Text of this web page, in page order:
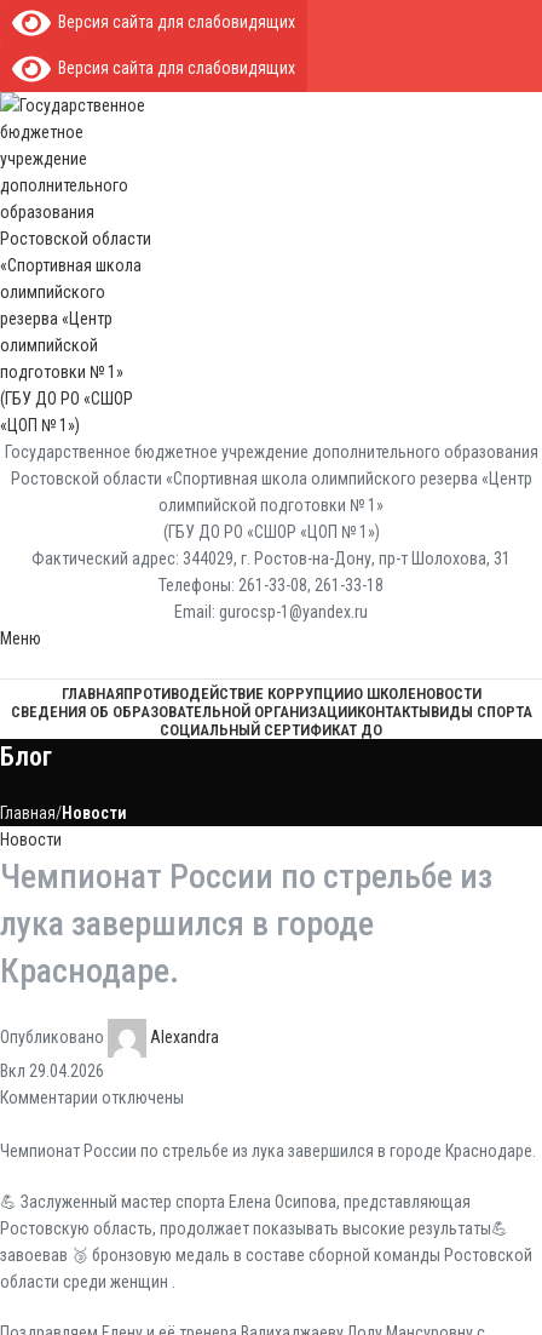
Версия сайта для слабовидящих
Версия сайта для слабовидящих
Государственное бюджетное учреждение дополнительного образования
Ростовской области «Спортивная школа олимпийского резерва «Центр
олимпийской подготовки № 1»
(ГБУ ДО РО «СШОР «ЦОП № 1»)
Фактический адрес: 344029, г. Ростов-на-Дону, пр-т Шолохова, 31
Телефоны: 261-33-08, 261-33-18
Email: gurocsp-1@yandex.ru
Меню
ГЛАВНАЯПРОТИВОДЕЙСТВИЕ КОРРУПЦИИО ШКОЛЕНОВОСТИ
СВЕДЕНИЯ ОБ ОБРАЗОВАТЕЛЬНОЙ ОРГАНИЗАЦИИКОНТАКТЫВИДЫ СПОРТА
СОЦИАЛЬНЫЙ СЕРТИФИКАТ ДО
Блог
Главная Новости
Новости
Чемпионат России по стрельбе из
лука завершился в городе
Краснодаре.
Опубликовано
Alexandra
Вкл 29.04.2026
Комментарии отключены
Чемпионат России по стрельбе из лука завершился в городе Краснодаре.
💪 Заслуженный мастер спорта Елена Осипова, представляющая
Ростовскую область, продолжает показывать высокие результаты💪
завоевав 🥉 бронзовую медаль в составе сборной команды Ростовской
области среди женщин .